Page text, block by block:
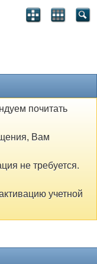
почитать
Вам
не требуется.
учетной